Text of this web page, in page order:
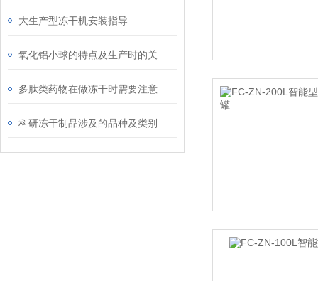
大生产型冻干机安装指导
科研冻干制品涉及的品种及类别